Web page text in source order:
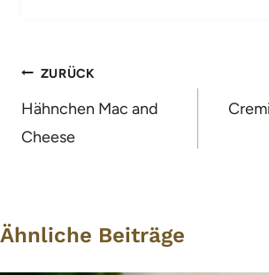
Beitragsnavigation
ZURÜCK
Hähnchen Mac and
Cheese
Ähnliche Beiträge